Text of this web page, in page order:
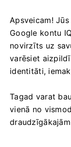
Apsveicam!
Google kontu
novirzīts uz
varēsiet
identitāti,
Tagad varat
vienā no